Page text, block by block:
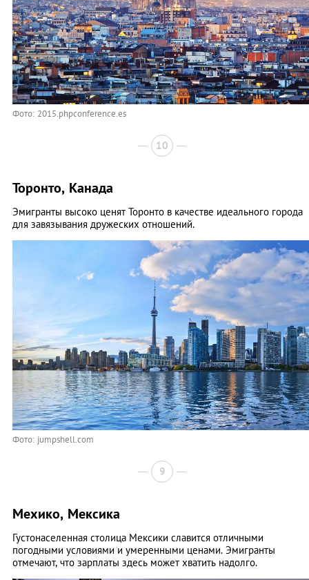
Фото: 2015.phpconference.es
10
Торонто, Канада
Эмигранты высоко ценят Торонто в качестве идеального города
для завязывания дружеских отношений.
Фото: jumpshell.com
9
Мехико, Мексика
Густонаселенная столица Мексики славится отличными
погодными условиями и умеренными ценами. Эмигранты
отмечают, что зарплаты здесь может хватить надолго.